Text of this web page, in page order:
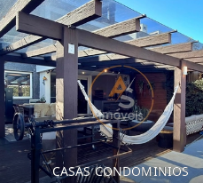
CASAS CONDOMINIOS